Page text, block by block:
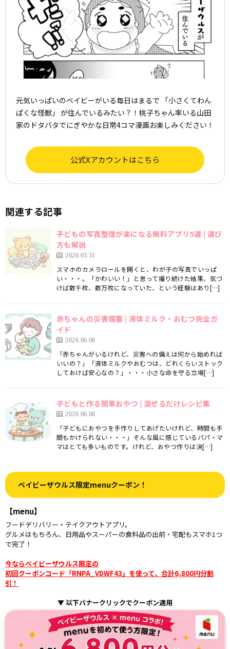
元気いっぱいのベイビーがいる毎日はまるで 「小さくてわん
ぱくな怪獣」 が住んでいるみたい？！桃子ちゃん率いる山田
家のドタバタでにぎやかな日常4コマ漫画お楽しみください！
公式Xアカウントはこちら
関連する記事
子どもの写真整理が楽になる無料アプリ5選 | 選び
方も解説
2026.03.31
スマホのカメラロールを開くと、わが子の写真でいっぱ
い・・・。「かわいい！」と思って撮り続けた結果、気づ
けば数千枚、数万枚になっていた、という経験はあり[…]
赤ちゃんの災害備蓄 | 液体ミルク・おむつ完全ガ
イド
2026.06.08
「赤ちゃんがいるけれど、災害への備えは何から始めれば
いいの？」「液体ミルクやおむつは、どれくらいストック
しておけば安心なの？」・・・小さな命を守る立場[…]
子どもと作る簡単おやつ | 混ぜるだけレシピ集
2026.06.08
「子どもにおやつを手作りしてあげたいけれど、時間も手
間もかけられない・・・」そんな風に感じているパパ・マ
マはとても多いものです。けれど、おやつ作りは決[…]
ベイビーザウルス限定menuクーポン！
【menu】
フードデリバリー・テイクアウトアプリ。
グルメはもちろん、日用品やスーパーの食料品の出前・宅配もスマホ1つ
で完了！
今ならベイビーザウルス限定の
初回クーポンコード「RNPA_VDWF43」を使って、合計6,800円分割
引！
▼ 以下バナークリックでクーポン適用